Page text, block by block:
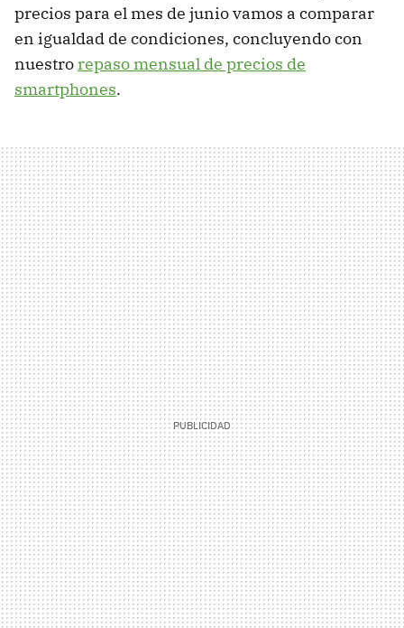
precios para el mes de junio vamos a comparar
en igualdad de condiciones, concluyendo con
nuestro repaso mensual de precios de
smartphones.